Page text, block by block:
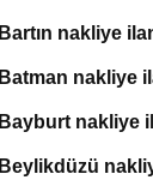
Bartın nakliye
Batman nakliye
Bayburt nakliye
Beylikdüzü